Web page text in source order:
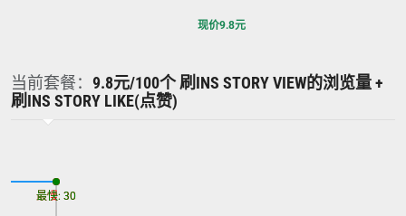
现价9.8元
当前套餐： 9.8元/100个 刷INS STORY VIEW的浏览量 +
刷INS STORY LIKE(点赞)
最慢: 30
最快: 30